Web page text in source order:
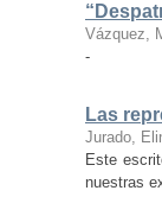
Vázquez,
-
Las
Jurado,
Este
nuestras